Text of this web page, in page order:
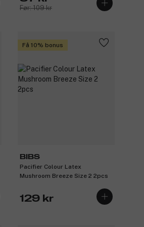
Før: 109 kr
Få 10% bonus
BIBS
Pacifier Colour Latex
Mushroom Breeze Size 2 2pcs
129 kr